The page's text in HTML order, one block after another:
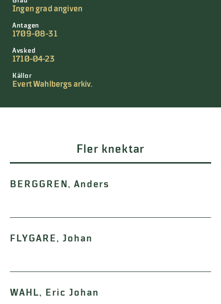
Ingen grad angiven
Antagen
1709-08-31
Avsked
1710-04-23
Källor
Evert Wahlbergs arkiv.
Fler knektar
BERGGREN, Anders
FLYGARE, Johan
WAHL, Eric Johan